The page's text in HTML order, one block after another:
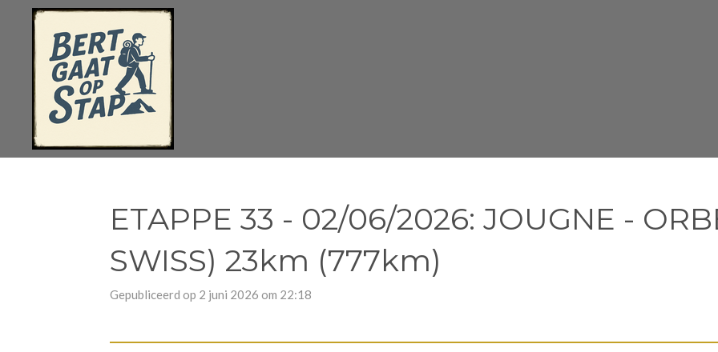
direct
hoofdinhoud
ETAPPE 33 - 02/06/2026: JOUGNE -
SWISS) 23km (777km)
Gepubliceerd op 2 juni 2026 om 22:18